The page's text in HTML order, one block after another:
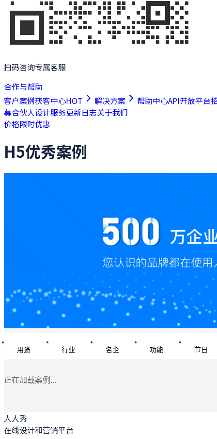
扫码咨询专属客服
合作与帮助
客户案例获客中心HOT 解决方案 帮助中心API开放平台
募合伙人设计服务更新日志关于我们
价格限时优惠
H5优秀案例
用途 行业 名企 功能 节日
正在加载案例...
人人秀
在线设计和营销平台